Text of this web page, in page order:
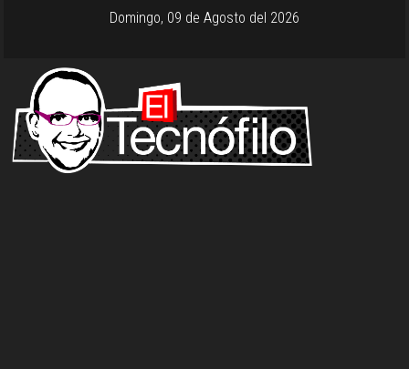
Domingo, 09 de Agosto del 2026